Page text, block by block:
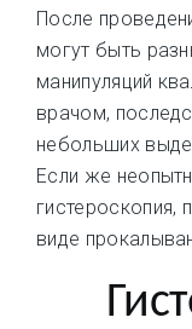
После
могут быть
манипуляций
врачом,
небольших
Если же
гистероскопия,
виде